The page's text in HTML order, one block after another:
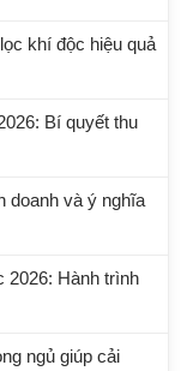
khí độc hiệu quả
Bí quyết thu
doanh và ý nghĩa
2026: Hành trình
ngủ giúp cải